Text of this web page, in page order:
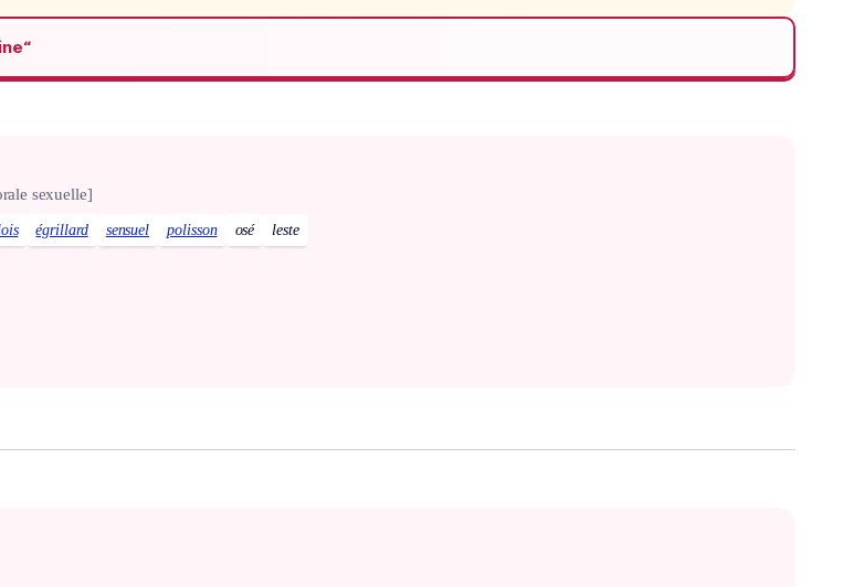
sexuelle]
égrillard sensuel polisson osé leste